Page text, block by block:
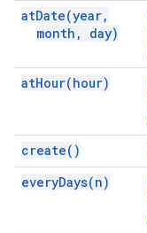
atDate(year,
month , day)
atHour(hour)
create( )
everyDays(n)